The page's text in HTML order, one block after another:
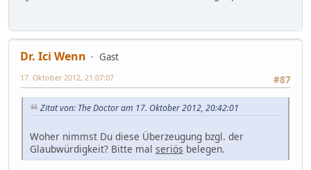
Dr. Ici Wenn
Gast
#87
17. Oktober 2012, 21:07:07
Zitat von: The Doctor am 17. Oktober 2012, 20:42:01
Woher nimmst Du diese Überzeugung bzgl. der
Glaubwürdigkeit? Bitte mal seriös belegen.